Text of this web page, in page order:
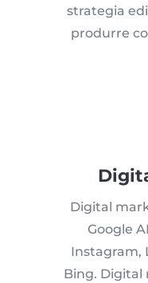
strategia
produrre
Digital
Google
Instagram,
Bing. Digital